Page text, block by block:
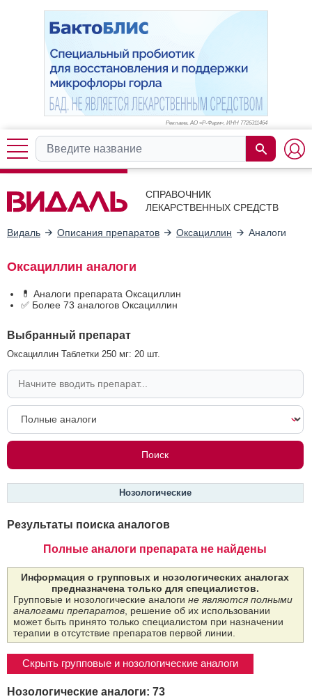
Реклама. АО «Р-Фарм», ИНН 7726311464
СПРАВОЧНИК
ЛЕКАРСТВЕННЫХ СРЕДСТВ
Видаль Описания препаратов Оксациллин Аналоги
Оксациллин аналоги
💊 Аналоги препарата Оксациллин
✅ Более 73 аналогов Оксациллин
Выбранный препарат
Оксациллин Таблетки 250 мг: 20 шт.
Нозологические
Результаты поиска аналогов
Полные аналоги препарата не найдены
Информация о групповых и нозологических аналогах
предназначена только для специалистов.
Групповые и нозологические аналоги не являются полными
аналогами препаратов , решение об их использовании
может быть принято только специалистом при назначении
терапии в отсутствие препаратов первой линии.
Скрыть групповые и нозологические аналоги
Нозологические аналоги: 73